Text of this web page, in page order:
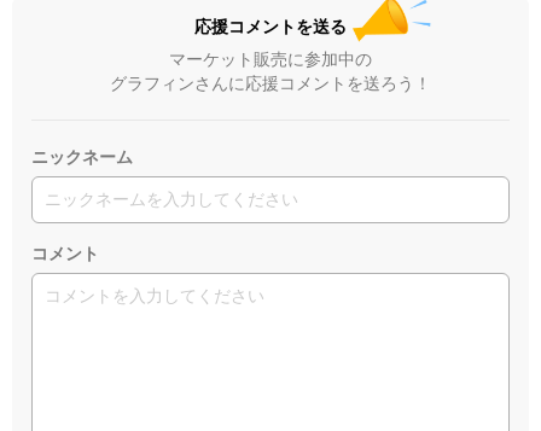
応援コメントを送る
マーケット販売に参加中の
グラフィンさんに応援コメントを送ろう！
ニックネーム
コメント